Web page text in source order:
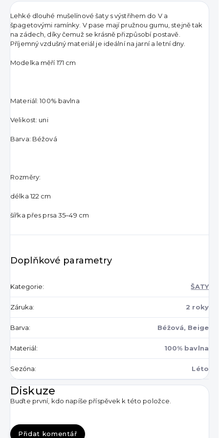
Lehké dlouhé mušelínové šaty s výstřihem do V a
špagetovými ramínky. V pase mají pružnou gumu, stejně tak
na zádech, díky čemuž se krásně přizpůsobí postavě.
Příjemný vzdušný materiál je ideální na jarní a letní dny.
Modelka měří 171 cm
Materiál: 100% bavlna
Velikost: uni
Barva: Béžová
Rozměry:
délka 122 cm
šířka přes prsa 35–49 cm
Doplňkové parametry
Kategorie: ŠATY
Záruka: 2 roky
Barva: Béžová, Beige
Materiál: 100% bavlna
Sezóna: Léto
Diskuze
Buďte první, kdo napíše příspěvek k této položce.
Přidat komentář